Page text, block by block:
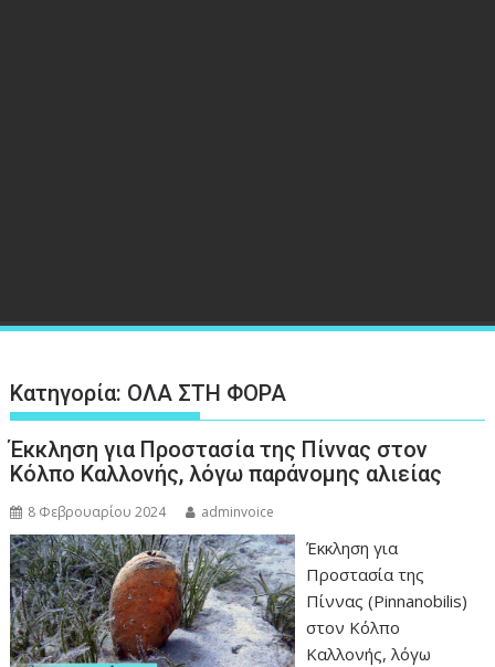
Κατηγορία: ΟΛΑ ΣΤΗ ΦΟΡΑ
Έκκληση για Προστασία της Πίννας στον
Κόλπο Καλλονής, λόγω παράνομης αλιείας
8 Φεβρουαρίου 2024 adminvoice
Έκκληση για
Προστασία της
Πίννας (Pinnanobilis)
στον Κόλπο
Καλλονής, λόγω